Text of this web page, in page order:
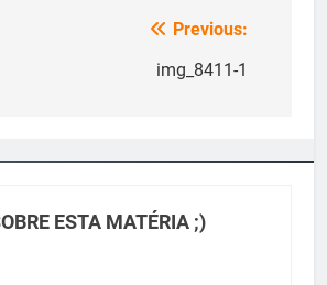
Previous:
img_8411-1
ESTA MATÉRIA ;)